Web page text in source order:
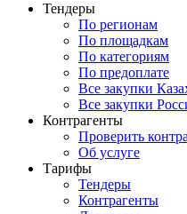
Тендеры
По регионам
По площадкам
По категориям
По предоплате
Все закупки
Все закупки
Контрагенты
Проверить
Об услуге
Тарифы
Тендеры
Контрагенты